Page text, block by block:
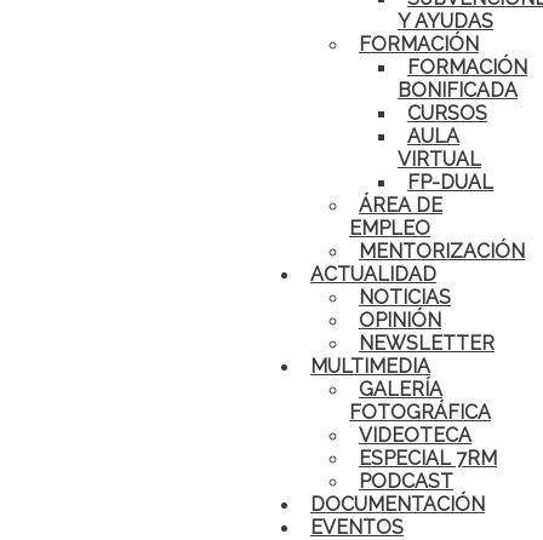
Y AYUDAS
FORMACIÓN
FORMACIÓN
BONIFICADA
CURSOS
AULA
VIRTUAL
FP-DUAL
ÁREA DE
EMPLEO
MENTORIZACIÓN
ACTUALIDAD
NOTICIAS
OPINIÓN
NEWSLETTER
MULTIMEDIA
GALERÍA
FOTOGRÁFICA
VIDEOTECA
ESPECIAL 7RM
PODCAST
DOCUMENTACIÓN
EVENTOS